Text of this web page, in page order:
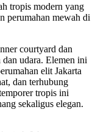
tropis modern yang
perumahan mewah di
courtyard dan
udara. Elemen ini
elit Jakarta
dan terhubung
tropis ini
sekaligus elegan.